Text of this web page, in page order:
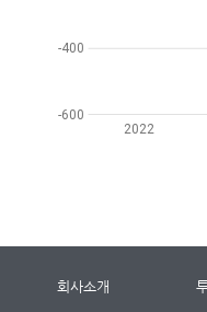
2022
-600
-400
회사소개